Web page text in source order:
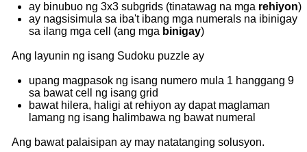
ay binubuo ng 3x3 subgrids (tinatawag na mga rehiyon)
ay nagsisimula sa iba't ibang mga numerals na ibinigay
sa ilang mga cell (ang mga binigay)
Ang layunin ng isang Sudoku puzzle ay
upang magpasok ng isang numero mula 1 hanggang 9
sa bawat cell ng isang grid
bawat hilera, haligi at rehiyon ay dapat maglaman
lamang ng isang halimbawa ng bawat numeral
Ang bawat palaisipan ay may natatanging solusyon.